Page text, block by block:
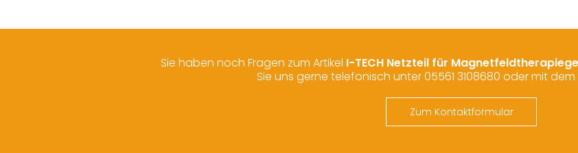
Sie haben noch Fragen zum Artikel I-TECH Netzteil für
Sie uns gerne telefonisch unter 05561 3108680 oder mit
Zum Kontaktformular